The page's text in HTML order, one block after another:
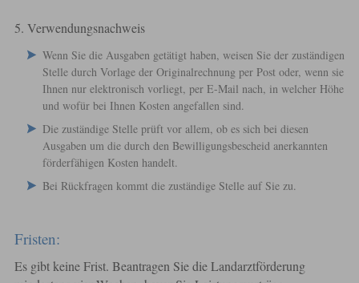
5. Verwendungsnachweis
Wenn Sie die Ausgaben getätigt haben, weisen Sie der zuständigen
Stelle durch Vorlage der Originalrechnung per Post oder, wenn sie
Ihnen nur elektronisch vorliegt, per E-Mail nach, in welcher Höhe
und wofür bei Ihnen Kosten angefallen sind.
Die zuständige Stelle prüft vor allem, ob es sich bei diesen
Ausgaben um die durch den Bewilligungsbescheid anerkannten
förderfähigen Kosten handelt.
Bei Rückfragen kommt die zuständige Stelle auf Sie zu.
Fristen:
Es gibt keine Frist. Beantragen Sie die Landarztförderung